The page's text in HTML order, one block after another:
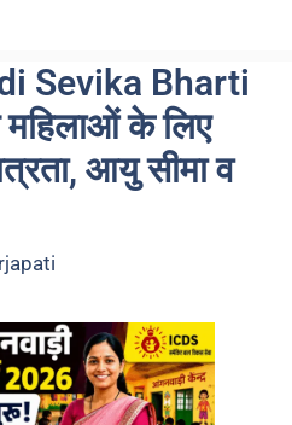
Sevika Bharti
के लिए
आयु सीमा व